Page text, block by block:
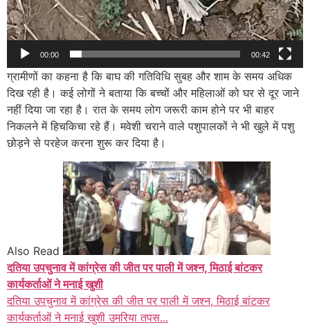
00:00 00:42
ग्रामीणों का कहना है कि बाघ की गतिविधि सुबह और शाम के समय अधिक
दिख रही है। कई लोगों ने बताया कि बच्चों और महिलाओं को घर से दूर जाने
नहीं दिया जा रहा है। रात के समय लोग जरूरी काम होने पर भी बाहर
निकलने में हिचकिचा रहे हैं। मवेशी चराने वाले पशुपालकों ने भी खुले में पशु
छोड़ने से परहेज करना शुरू कर दिया है।
Also Read
दतिया उपचुनाव में कांग्रेस की जीत पर पाली में जश्न, मिठाई बांटकर
कार्यकर्ताओं ने मनाई खुशी
दतिया उपचुनाव में कांग्रेस की जीत पर पाली में जश्न, मिठाई बांटकर
कार्यकर्ताओं ने मनाई खुशी उमरिया तपस...